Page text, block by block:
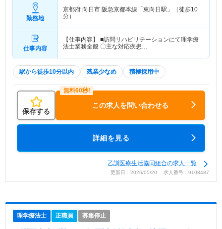
勤務地
京都府 向日市 阪急京都本線「東向日駅」（徒歩10
分）
仕事内容
【仕事内容】 ■訪問リハビリテーションにて理学療
法士業務全般 〇主な対応疾患…
駅から徒歩10分以内 残業少なめ 積極採用中
保存する
この求人を問い合わせる
詳細を見る
乙訓医療生活協同組合の求人一覧
更新日：2026/05/20 求人番号：9108487
理学療法士 正職員 募集停止